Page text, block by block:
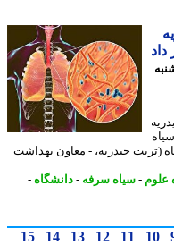
حیدریه، - معاون بهداشت
-سیاه سرفه- دانشگاه-
11
12
13
14
15